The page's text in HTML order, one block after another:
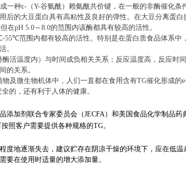
一种ε- （Υ-谷氨酰）赖氨酰共价键，在一般的非酶催化条
后的大豆蛋白具有高粘性及良好的弹性。在大豆分离蛋白
但在pH 5.0 ～ 8.0的范围内该酶都具有较高的活性。
55℃范围内都有较高的活性。特别是在蛋白质食品体系中
。
活温度内）与时间成负相关关系：反应温度高，反应时
的关系。
物及微生物机体中，人们一直都在食用含有TG催化形成的
的，还有利于人体的健康。
添加剂联合专家委员会（JECFA）和美国食品化学制品药
照客户需要提供各种规格的TG。
度地逐渐失去，建议贮存在阴凉干燥的环境下，应在低温
要在使用时适量的增大添加量。